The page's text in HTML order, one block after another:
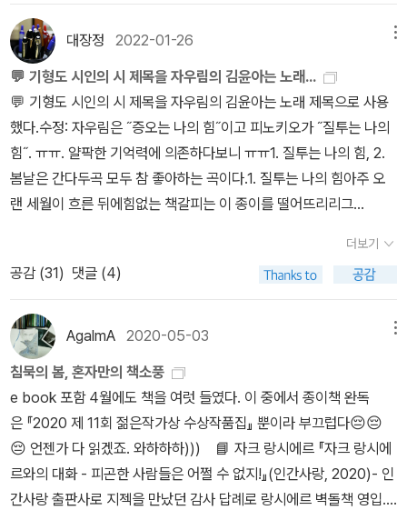
억된다는 역설적 이치를 깨닫게 함.
국어사전’ 편집장을 맡았고, ‘이오덕 어른 유고’를 갈무리했습니다.
《쉬운 말이 평화》, 《곁말》, 《곁책》, 《새로 쓰는 비슷한말 꾸러미 사
전》, 《새로 쓰는 겹말 꾸러미 사전》, 《새로 쓰는 우리말 꾸러미 사
전》, 《책숲마실》, 《우리말 수수께끼 동시》, 《우리말 동시 사전》, 《우
리말 글쓰기 사전》, 《이오덕 마음 읽기》, 《시골에서 살림 짓는 즐거
움》, 《마을에서 살려낸 우리말》, 《읽는 우리말 사전 1·2·3》 들을 썼습
니다. blog.naver.com/hbooklove
태영찾다보니 제법있네...김윤아는 어린시절 아버지께서 많이 아프셔
서 집안에 늘 죽음이 있었기에 우울한 어린시절을 보냈다고 방송에서
말한적이 있다. 그래서 전반적으로 어둡고 우울한 분위기의 기형도
시의 제목을 노래 제목으로 사용하지 않았을까 추측해본다.기형도시
인이 10살때 아버지가 뇌졸증으로 쓰러지고, 누이가 16살로 요절... ˝
나는 한동안 무책임한 자연의 비유를 경계하느라 거리에서 시를 만들
었다. 거리의 상상력은 고통이었고 나는 그 고통을 사랑하였다. 그러
나 가장 위대한 잠언이 자연 속에 있음을 지금도 나는 믿는다. 그러한
믿음이 언젠가 나를 부를 것이다. 나는 따라갈 준비가 되어 있다. 눈이
쏟아질 듯하다.˝- 입속의 검은 잎 - 詩作 메모야상곡 夜想曲 2집,
유리가면김윤아 작사 작곡바람이 부는 것은 더운 내 맘 삭여 주려계
님의 향기이제나 오시려나 나는 애만 태우네애달피 지는 저 꽃잎처럼
속절없는 늦봄의 밤이제나 오시려나 나는 애만 태우네구름이 애써 전
하는 말 그 사람은 널 잊었다살아서 맺은 사람의 연 실낱 같아 부질없
다꽃 지네 꽃이 지네 부는 바람에 꽃 지네이제 님 오시려나 나는 그저
애만 태우네바람이 부는 것은 더운 내 맘 삭여주려계절이 다 가도록
나는 애만 태우네꽃잎 흩날리던 늦봄의 밤 아직 남은 님의 향기이제
나 오시려나 나는 애만 태우네
대장정 2022-01-26
💬 기형도 시인의 시 제목을 자우림의 김윤아는 노래...
💬 기형도 시인의 시 제목을 자우림의 김윤아는 노래 제목으로 사용
했다.수정: 자우림은 ˝증오는 나의 힘˝이고 피노키오가 ˝질투는 나의
힘˝. ㅠㅠ. 얄팍한 기억력에 의존하다보니 ㅠㅠ1. 질투는 나의 힘, 2.
봄날은 간다두곡 모두 참 좋아하는 곡이다.1. 질투는 나의 힘아주 오
랜 세월이 흐른 뒤에힘없는 책갈피는 이 종이를 떨어뜨리리그
할 것이 많았구나구름 밑을 천천히 쏘다니는 개처럼지칠 줄 모르
고 공중에서 머뭇거렸구나.나 가진 것 탄식밖에 없어저녁 거리마
다 물끄러미 청춘을 세워두고살아온 날들을 신기하게 세어보았으니
그 누구도 나를 두려워하지 않았으니내 희망의 내용은 질투뿐이었구
나그리하여 나는 우선 여기에 짧은 글을 남겨둔다.나의 생은 미친 듯
이 사랑을 찾아 헤매었으나단 한번도 스스로를 사랑하지 않았노라2.
봄날은 간다.햇빛은 분가루처럼 흩날리고쉽사리 키가 변하는 그림자
들은한 장 熱風에 말려 둥글게 휘어지는구나아무 때나 손을 흔드는
미루나무 얕은 그늘 속을 첨벙이며2時着 시외버스도 떠난 지 오래인
데아까부터 서울집 툇마루에 앉은 여자외상값처럼 밀려드는 대낮신
작로 위에는 흙먼지, 더러운 비닐들빈 들판에 꽂혀 있는 저 희미한 연
더보기
공감 (31) 댓글 (4)
AgalmA 2020-05-03
침묵의 봄, 혼자만의 책소풍
e book 포함 4월에도 책을 여럿 들였다. 이 중에서 종이책 완독
은 『2020 제 11회 젊은작가상 수상작품집』 뿐이라 부끄럽다😔😔
😔 언젠가 다 읽겠죠. 와하하하))) 📘 자크 랑시에르 『자크 랑시에
르와의 대화 - 피곤한 사람들은 어쩔 수 없지!』(인간사랑, 2020)- 인
간사랑 출판사로 지젝을 만났던 감사 답례로 랑시에르 벽돌책 영입.